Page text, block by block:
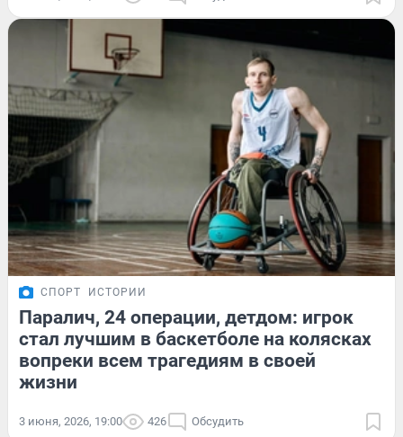
СПОРТ ИСТОРИИ
Паралич, 24 операции, детдом: игрок
стал лучшим в баскетболе на колясках
вопреки всем трагедиям в своей
жизни
3 июня, 2026, 19:00 426 Обсудить